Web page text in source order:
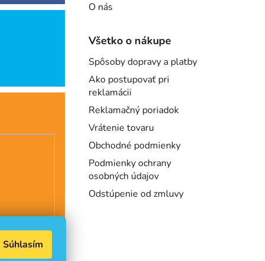
Súhlasím
O nás
Všetko o nákupe
Spôsoby dopravy a platby
Ako postupovať pri
reklamácii
Reklamačný poriadok
Vrátenie tovaru
Obchodné podmienky
Podmienky ochrany
osobných údajov
Odstúpenie od zmluvy